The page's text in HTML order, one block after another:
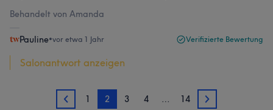
Behandelt von Amanda
Pauline•vor etwa 1 Jahr Verifizierte Bewertung
Salonantwort anzeigen
1 1 2 3 4 … 14 3